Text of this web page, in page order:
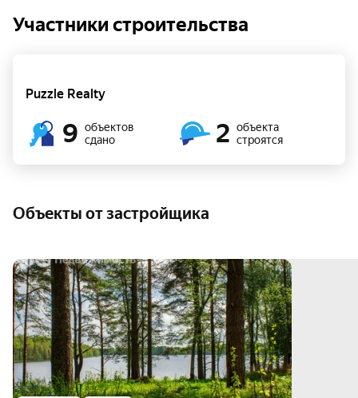
Участники строительства
Puzzle Realty
9 объектов
сдано
2 объекта
строятся
Объекты от застройщика